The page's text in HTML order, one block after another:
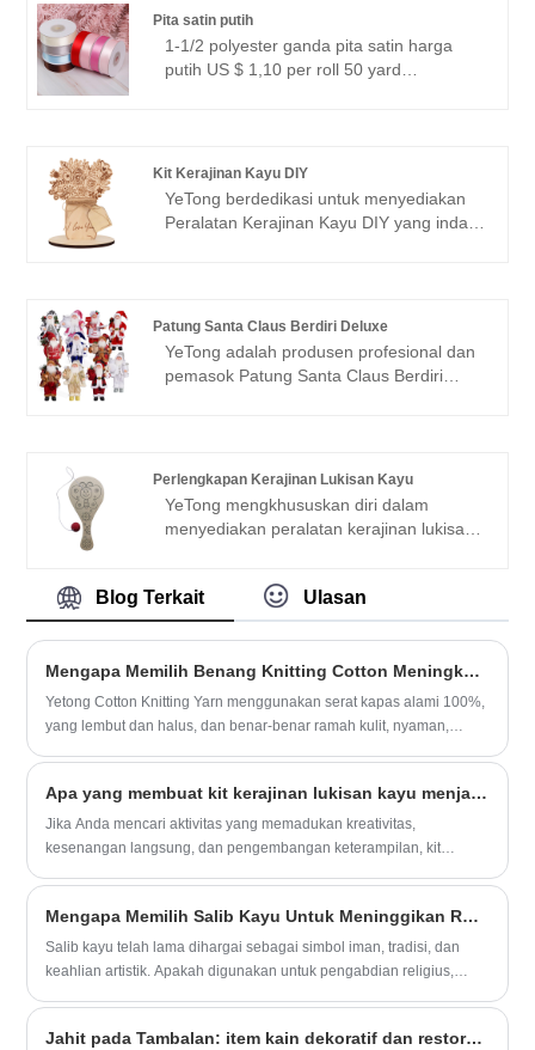
lebih dari 61 warna cerah yang dapat
dipilih, benang rajut akrilik kami sempurna
untuk membuat berbagai macam barang
seperti rompi, topi, syal, selimut, bantal,
Pita satin putih
1-1/2 polyester ganda pita satin harga
putih US $ 1,10 per roll 50 yard
Anda pasti akan menemukan warna yang
sempurna untuk mencocokkan proyek
atau tema apa pun.
Paket dengan 25 yard 50yard 100 yard
Kit Kerajinan Kayu DIY
YeTong berdedikasi untuk menyediakan
Peralatan Kerajinan Kayu DIY yang indah,
menampilkan ornamen bunga kayu yang
dirancang dengan rumit, ideal untuk
merayakan Hari Ibu, ulang tahun, dan
acara perayaan lainnya.
Patung Santa Claus Berdiri Deluxe
YeTong adalah produsen profesional dan
pemasok Patung Santa Claus Berdiri
cocok untuk dekorasi meja rumah liburan,
hadiah liburan, dan dekorasi koleksi.
Perlengkapan Kerajinan Lukisan Kayu
YeTong mengkhususkan diri dalam
menyediakan peralatan kerajinan lukisan
keterampilan artistik anak-anak. Produk
kami, termasuk peralatan kerajinan kayu
menawarkan cara yang menyenangkan
dan menarik bagi anak-anak untuk
mengeksplorasi kreativitas mereka sambil
dan keterampilan motorik halus.
Blog Terkait Ulasan
Mengapa Memilih Benang Knitting Cotton Meningkatkan Kualitas Pekerjaan Anda?
Yetong Cotton Knitting Yarn menggunakan serat kapas alami 100%,
yang lembut dan halus, dan benar-benar ramah kulit, nyaman,
Apa yang membuat kit kerajinan lukisan kayu menjadi perpaduan sempurna antara kreativitas dan kesenangan untuk anak -anak?
Jika Anda mencari aktivitas yang memadukan kreativitas,
kesenangan langsung, dan pengembangan keterampilan, kit
Mengapa Memilih Salib Kayu Untuk Meninggikan Ruang dan Koneksi Spiritual Anda?
Salib kayu telah lama dihargai sebagai simbol iman, tradisi, dan
keahlian artistik. Apakah digunakan untuk pengabdian religius,
pengaturan apa pun.
Jahit pada Tambalan: item kain dekoratif dan restoratif